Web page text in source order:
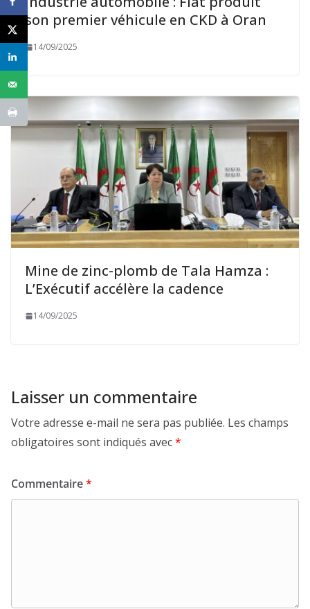
son premier véhicule en CKD à Oran
14/09/2025
Mine de zinc-plomb de Tala Hamza :
L’Exécutif accélère la cadence
14/09/2025
Laisser un commentaire
Votre adresse e-mail ne sera pas publiée. Les champs
obligatoires sont indiqués avec*
Commentaire*